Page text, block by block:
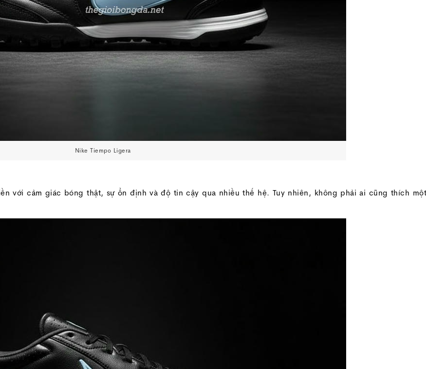
Nike Tiempo Ligera
với cảm giác bóng thật, sự ổn định và độ tin cậy qua nhiều thế hệ. Tuy nhiên, không phải ai cũng thích